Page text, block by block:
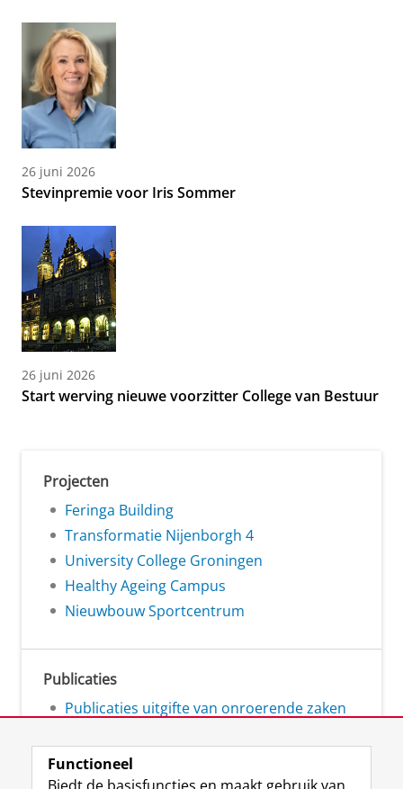
26 juni 2026
Stevinpremie voor Iris Sommer
26 juni 2026
Start werving nieuwe voorzitter College van Bestuur
Projecten
Feringa Building
Transformatie Nijenborgh 4
University College Groningen
Healthy Ageing Campus
Nieuwbouw Sportcentrum
Publicaties
Publicaties uitgifte van onroerende zaken
Functioneel